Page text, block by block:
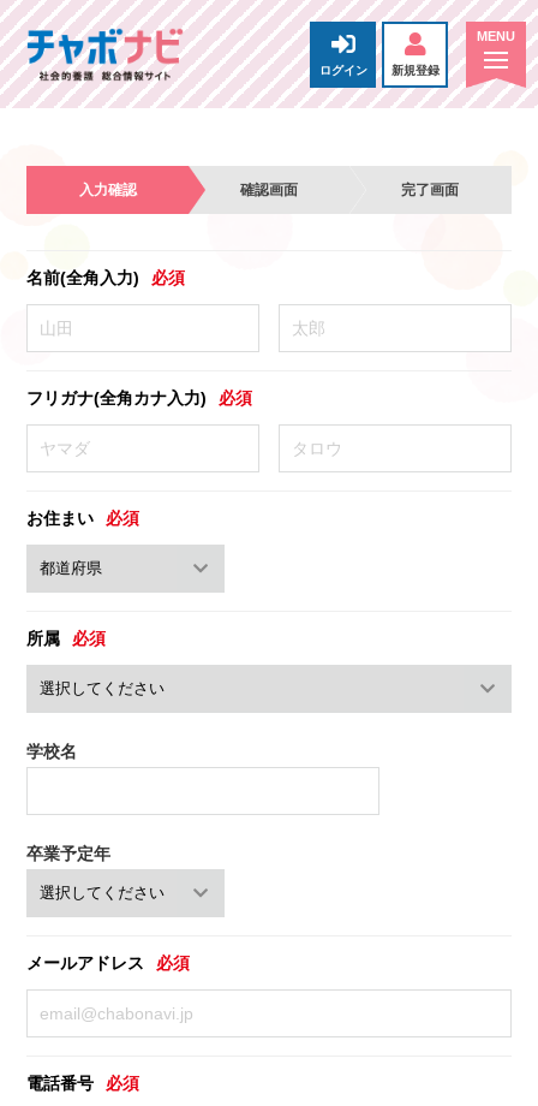
ログイン 新規登録
入力確認 確認画面 完了画面
名前(全角入力) 必須
フリガナ(全角カナ入力) 必須
お住まい 必須
所属 必須
学校名
卒業予定年
メールアドレス 必須
電話番号 必須